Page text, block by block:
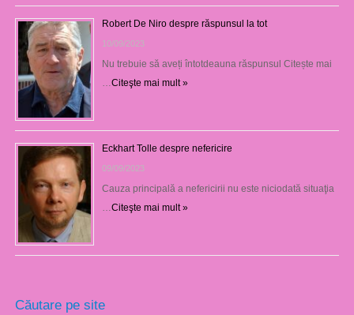
Robert De Niro despre răspunsul la tot
10/09/2023
Nu trebuie să aveți întotdeauna răspunsul Citește mai
Citeşte mai mult »
Eckhart Tolle despre nefericire
09/09/2023
Cauza principală a nefericirii nu este niciodată situaţia
Citeşte mai mult »
Căutare pe site